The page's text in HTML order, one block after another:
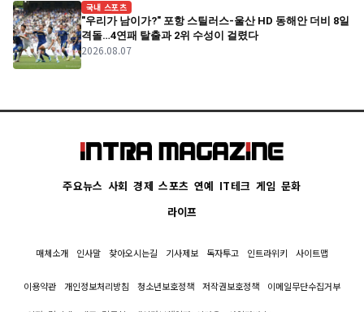
국내 스포츠
"우리가 남이가?" 포항 스틸러스-울산 HD 동해안 더비 8일
격돌…4연패 탈출과 2위 수성이 걸렸다
2026.08.07
주요뉴스 사회 경제 스포츠 연예 IT테크 게임 문화
라이프
매체소개 인사말 찾아오시는길 기사제보 독자투고 인트라위키 사이트맵
이용약관 개인정보처리방침 청소년보호정책 저작권보호정책 이메일무단수집거부